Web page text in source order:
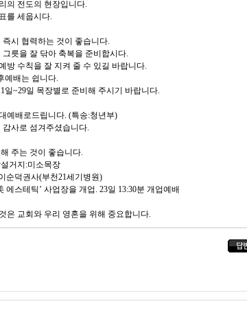
의 전도의 현장입니다.
를 세웁시다.
시 협력하는 것이 좋습니다.
릇을 잘 닦아 축복을 준비합시다.
수칙을 잘 지켜 줄 수 있길 바랍니다.
예배는 쉽니다.
~29일 목장별로 준비해 주시기 바랍니다.
예배로드립니다. (특송:청년부)
사로 섬겨주셨습니다.
주는 것이 좋습니다.
거지:미소목장
순덕권사(부천21세기병원)
스테틱’ 사업장을 개업. 23일 13:30분 개업예배
은 교회와 우리 영혼을 위해 중요합니다.